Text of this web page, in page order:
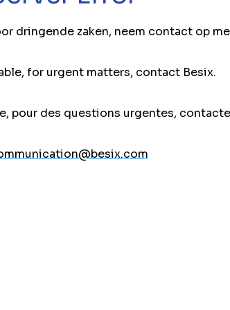
dringende zaken, neem contact op
for urgent matters, contact Besix.
pour des questions urgentes,